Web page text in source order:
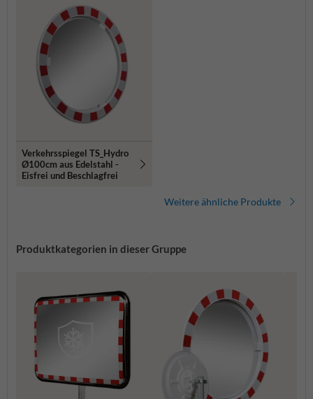
Verkehrsspiegel TS_Hydro
Ø100cm aus Edelstahl -
Eisfrei und Beschlagfrei
Weitere ähnliche Produkte
Produktkategorien in dieser Gruppe